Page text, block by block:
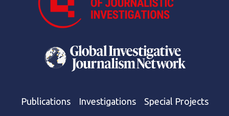
Publications Investigations Special Projects